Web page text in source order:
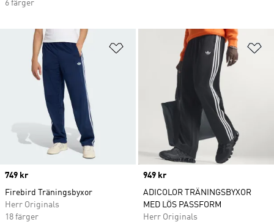
6 färger
Lägg till på önskelistan
Price
749 kr
Firebird Träningsbyxor
Herr Originals
18 färger
Price
949 kr
ADICOLOR TRÄNINGSBYXOR
MED LÖS PASSFORM
Herr Originals